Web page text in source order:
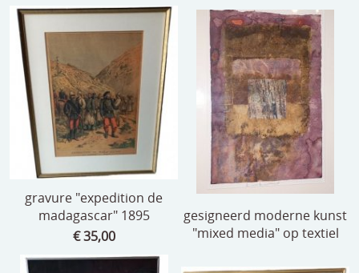
gravure "expedition de
madagascar" 1895
€ 35,00
gesigneerd moderne kunst
"mixed media" op textiel